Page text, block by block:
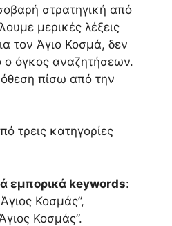
στρατηγική από
μερικές λέξεις
τον Άγιο Κοσμά, δεν
ο όγκος αναζητήσεων.
πίσω από την
τρεις κατηγορίες
εμπορικά keywords:
Κοσμάς”,
Κοσμάς”.